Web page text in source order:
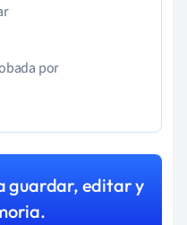
por
guardar, editar y